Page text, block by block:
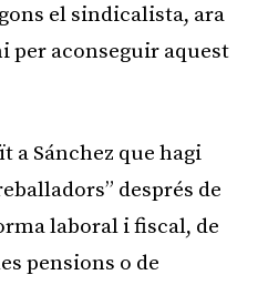
el sindicalista, ara
per aconseguir aquest
a Sánchez que hagi
després de
laboral i fiscal, de
pensions o de